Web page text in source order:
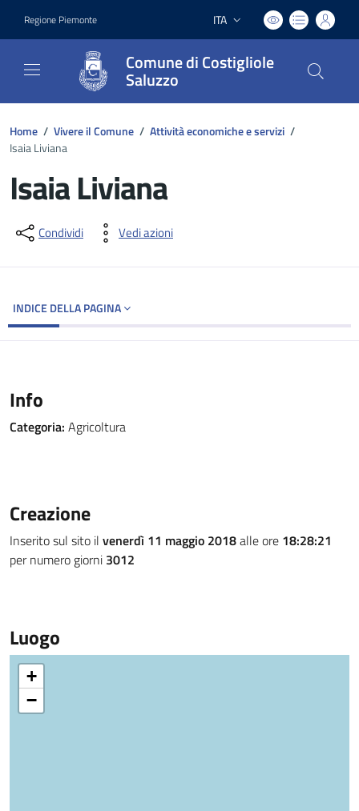
Regione Piemonte Lingua attiva:
ITA
Comune di Costigliole
Saluzzo
Home / Vivere il Comune / Attività economiche e servizi /
Isaia Liviana
Isaia Liviana
Dettagli del documento
Condividi Vedi azioni
INDICE DELLA PAGINA
Info
Categoria: Agricoltura
Creazione
Inserito sul sito il venerdì 11 maggio 2018alle ore 18:28:21
per numero giorni 3012
Luogo
+
−